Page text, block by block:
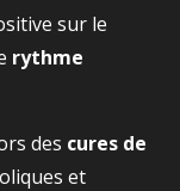
sur le
rythme
des cures de
et